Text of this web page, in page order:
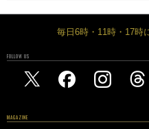
毎日6時・11時・17時
FOLLOW US
MAGAZINE